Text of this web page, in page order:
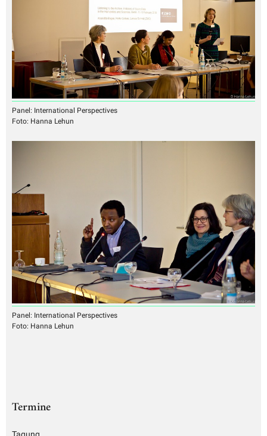
Panel: International Perspectives
Foto: Hanna Lehun
Panel: International Perspectives
Foto: Hanna Lehun
Termine